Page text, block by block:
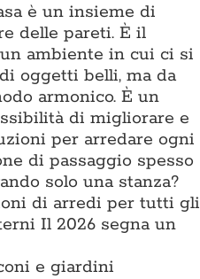
è un insieme di
delle pareti. È il
ambiente in cui ci si
oggetti belli, ma da
armonico. È un
di migliorare e
per arredare ogni
di passaggio spesso
solo una stanza?
di arredi per tutti gli
Il 2026 segna un
e giardini